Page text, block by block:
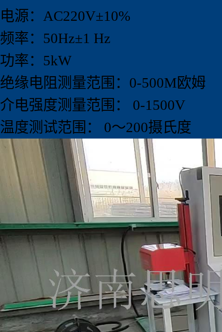
电源：AC220V±10%
频率：50Hz±1 Hz
功率：5kW
绝缘电阻测量范围：0-500M欧姆
介电强度测量范围： 0-1500V
温度测试范围： 0～200摄氏度